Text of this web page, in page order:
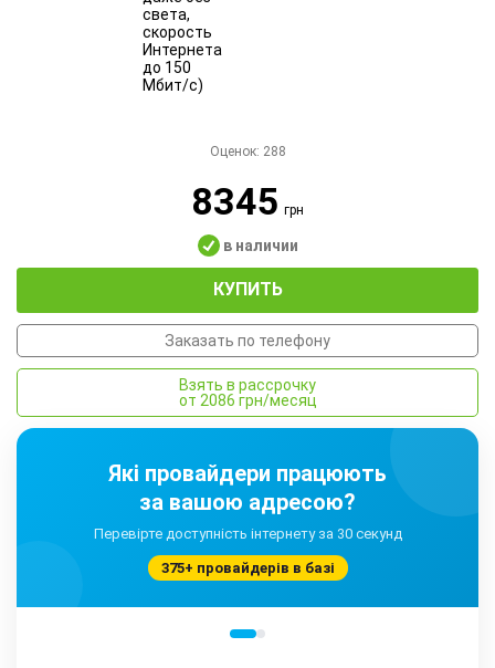
Оценок: 288
8345грн
в наличии
КУПИТЬ
Заказать по телефону
Взять в рассрочку
от 2086 грн/месяц
Які провайдери працюють
за вашою адресою?
Перевірте доступність інтернету за 30 секунд
375+ провайдерів в базі